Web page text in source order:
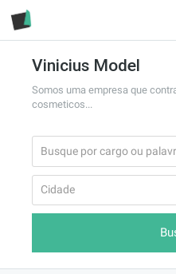
Vinicius Model
Somos uma empresa que
cosmeticos...